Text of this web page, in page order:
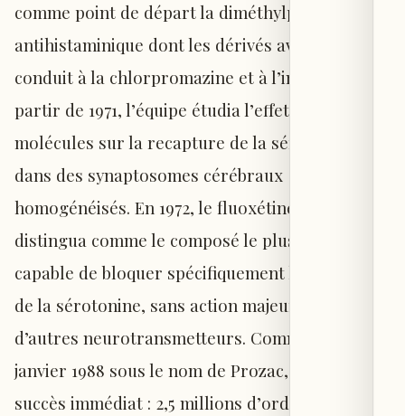
comme point de départ la diméthylpyramine, un
antihistaminique dont les dérivés avaient déjà
conduit à la chlorpromazine et à l’imipramine. À
partir de 1971, l’équipe étudia l’effet de ces
molécules sur la recapture de la sérotonine
dans des synaptosomes cérébraux
homogénéisés. En 1972, le fluoxétine se
distingua comme le composé le plus puissant
capable de bloquer spécifiquement la recapture
de la sérotonine, sans action majeure sur
d’autres neurotransmetteurs. Commercialisé en
janvier 1988 sous le nom de Prozac, il connut un
succès immédiat : 2,5 millions d’ordonnances